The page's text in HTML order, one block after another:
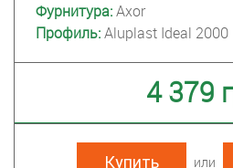
Фурнитура:Axor
Профиль:Aluplast Ideal 2000
4 379
Купить